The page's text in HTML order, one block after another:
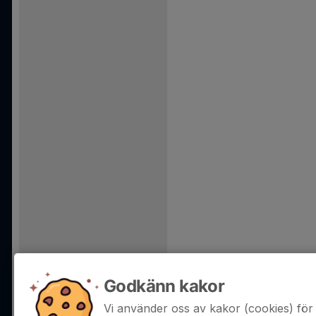
Godkänn kakor
Vi använder oss av kakor (cookies)